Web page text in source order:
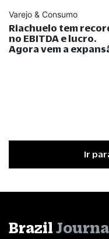
Varejo & Consumo
Riachuelo tem
no EBITDA e lucro.
Agora vem a
Ir
Brazil